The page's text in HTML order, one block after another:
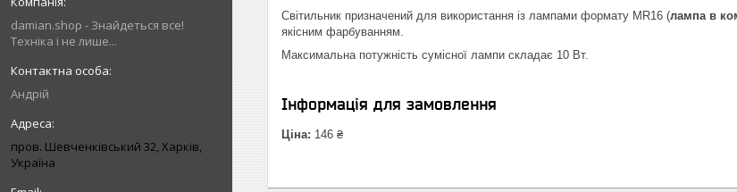
damian.shop - Знайдеться все!
Техніка і не лише...
Андрій
пров. Шевченківський 32, Харків,
Україна
Світильник призначений для використання із лампами формату MR16 (лампа в
якісним фарбуванням.
Максимальна потужність сумісної лампи складає 10 Вт.
Інформація для замовлення
Ціна: 146 ₴